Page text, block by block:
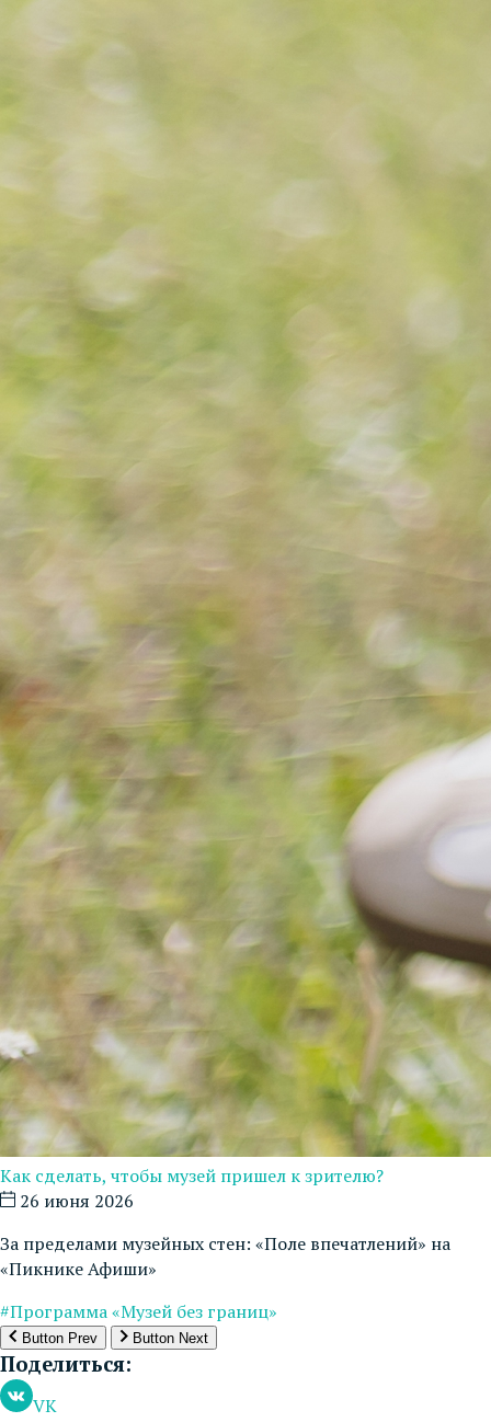
Как сделать, чтобы музей пришел к зрителю?
26 июня 2026
За пределами музейных стен: «Поле впечатлений» на
«Пикнике Афиши»
#Программа «Музей без границ»
Button Prev Button Next
Поделиться:
VK